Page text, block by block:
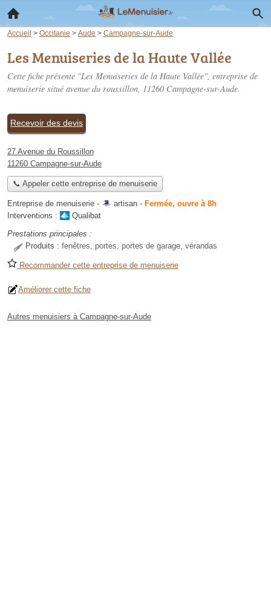
Accueil > Occitanie > Aude > Campagne-sur-Aude
Les Menuiseries de la Haute Vallée
Cette fiche présente "Les Menuiseries de la Haute Vallée", entreprise de
menuiserie situé avenue du roussillon, 11260 Campagne-sur-Aude.
Recevoir des devis
27 Avenue du Roussillon
11260 Campagne-sur-Aude
📞 Appeler cette entreprise de menuiserie
Entreprise de menuiserie - artisan - Fermée, ouvre à 8h
Interventions :
Qualibat
Prestations principales :
Produits : fenêtres, portes, portes de garage, vérandas
Recommander cette entreprise de menuiserie
Améliorer cette fiche
Autres menuisiers à Campagne-sur-Aude